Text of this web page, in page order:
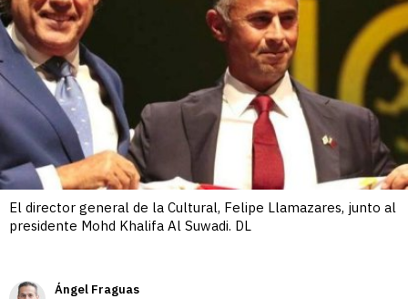
El director general de la Cultural, Felipe Llamazares, junto al
presidente Mohd Khalifa Al Suwadi. DL
Ángel Fraguas